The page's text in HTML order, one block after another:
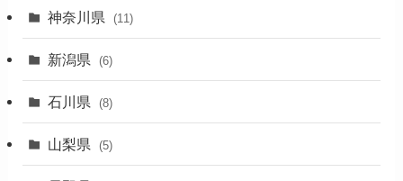
(36)
(11)
(1)
神奈川県 (11)
新潟県 (6)
石川県 (8)
山梨県 (5)